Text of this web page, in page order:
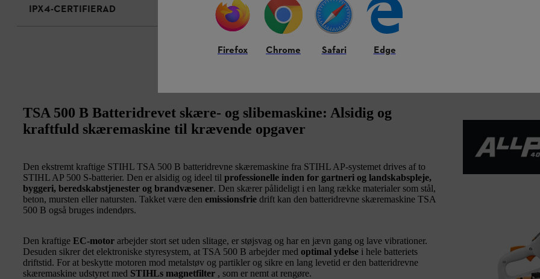
IPX4-CERTIFIERAD
TSA 500 B Batteridrevet skære- og slibemaskine: Alsidig og
kraftfuld skæremaskine til krævende opgaver
Den ekstremt kraftige STIHL TSA 500 B batteridrevne skæremaskine fra STIHL AP-systemet drives af to
STIHL AP 500 S-batterier. Den er alsidig og ideel til professionelle inden for gartneri og landskabspleje,
byggeri, beredskabstjenester og brandvæsener. Den skærer pålideligt i en lang række materialer som stål,
beton, mursten eller natursten. Takket være den emissionsfrie drift kan den batteridrevne skæremaskine TSA
500 B også bruges indendørs.
Den kraftige EC-motor arbejder stort set uden slitage, er støjsvag og har en jævn gang og lave vibrationer.
Desuden sikrer det elektroniske styresystem, at TSA 500 B arbejder med optimal ydelse i hele batteriets
driftstid. For at beskytte motoren mod metalstøv og partikler og sikre en lang levetid er den batteridrevne
skæremaskine udstyret med STIHLs magnetfilter , som er nemt at rengøre.
Firefox Chrome Safari Edge